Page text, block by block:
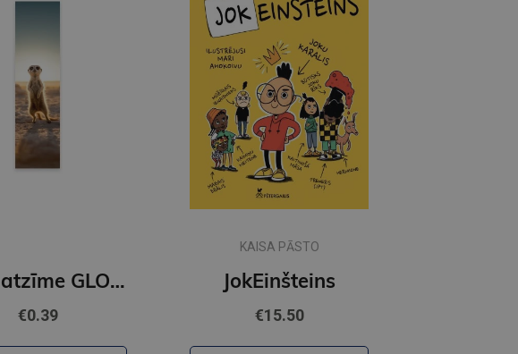
Grāmatzīme GLOBUSS - Surikāts
€0.39
KAISA PĀSTO
JokEinšteins
€15.50